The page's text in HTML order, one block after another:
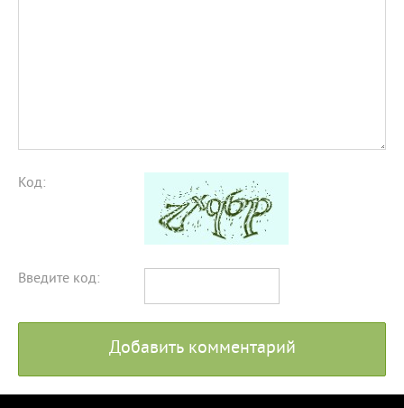
Код:
Введите код:
Добавить комментарий